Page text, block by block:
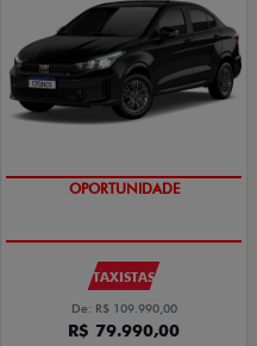
OPORTUNIDADE
TAXISTAS
De: R$ 109.990,00
R$ 79.990,00